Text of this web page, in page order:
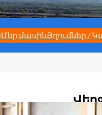
Մեր մասինՅղումներ /